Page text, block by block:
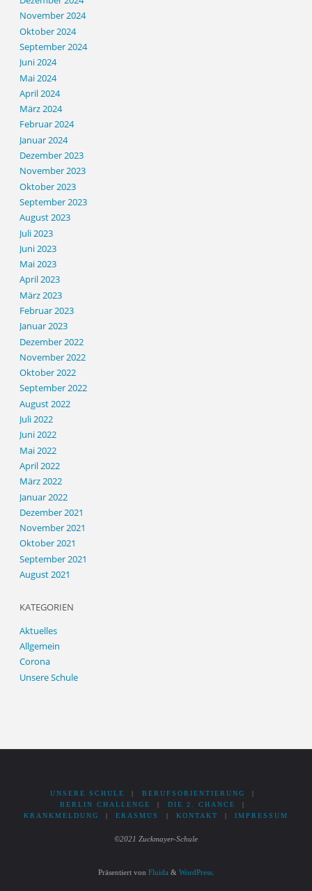
November 2024
Oktober 2024
September 2024
Juni 2024
Mai 2024
April 2024
März 2024
Februar 2024
Januar 2024
Dezember 2023
November 2023
Oktober 2023
September 2023
August 2023
Juli 2023
Juni 2023
Mai 2023
April 2023
März 2023
Februar 2023
Januar 2023
Dezember 2022
November 2022
Oktober 2022
September 2022
August 2022
Juli 2022
Juni 2022
Mai 2022
April 2022
März 2022
Januar 2022
Dezember 2021
November 2021
Oktober 2021
September 2021
August 2021
KATEGORIEN
Aktuelles
Allgemein
Corona
Unsere Schule
UNSERE SCHULE | BERUFSORIENTIERUNG
|
BERLIN CHALLENGE
| DIE 2. CHANCE
|
KRANKMELDUNG
| ERASMUS | KONTAKT | IMPRESSUM
©2021 Zuckmayer-Schule
Präsentiert von Fluida & WordPress.